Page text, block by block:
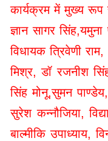
कार्यक्रम में मुख्य रूप
ज्ञान सागर
विधायक त्रिवेणी
मिश्र, डॉ रजनीश
सिंह मोनू,सुमन
सुरेश कन्नौजिया,
बाल्मीकि उपाध्याय,